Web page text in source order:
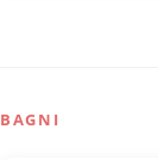
BAGNI